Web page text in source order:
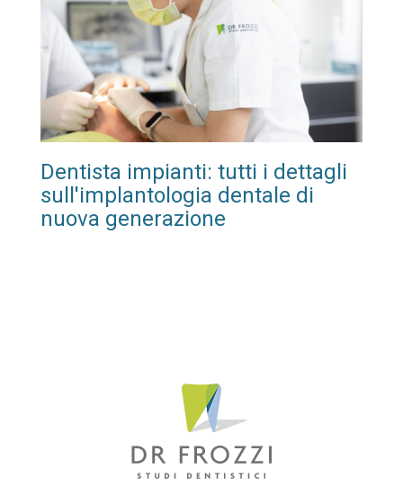
Dentista impianti: tutti i dettagli
sull'implantologia dentale di
nuova generazione